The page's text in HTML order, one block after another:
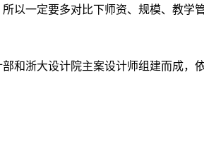
以一定要多对比下师资、规模、教学
和浙大设计院主案设计师组建而成